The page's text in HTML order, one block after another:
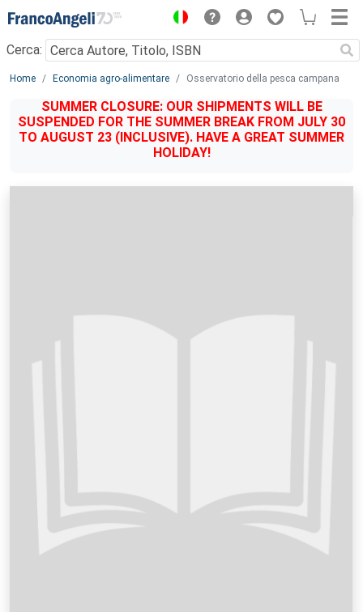
Menu
Cerca:
Main content
Home Economia agro-alimentare Osservatorio della pesca campana
SUMMER CLOSURE: OUR SHIPMENTS WILL BE
SUSPENDED FOR THE SUMMER BREAK FROM JULY 30
TO AUGUST 23 (INCLUSIVE). HAVE A GREAT SUMMER
HOLIDAY!